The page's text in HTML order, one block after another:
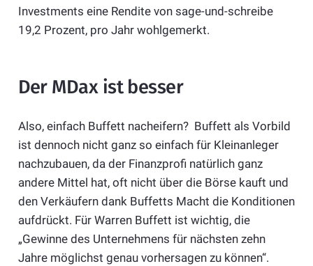
Investments eine Rendite von sage-und-schreibe
19,2 Prozent, pro Jahr wohlgemerkt.
Der MDax ist besser
Also, einfach Buffett nacheifern? Buffett als Vorbild
ist dennoch nicht ganz so einfach für Kleinanleger
nachzubauen, da der Finanzprofi natürlich ganz
andere Mittel hat, oft nicht über die Börse kauft und
den Verkäufern dank Buffetts Macht die Konditionen
aufdrückt. Für Warren Buffett ist wichtig, die
„Gewinne des Unternehmens für nächsten zehn
Jahre möglichst genau vorhersagen zu können“.